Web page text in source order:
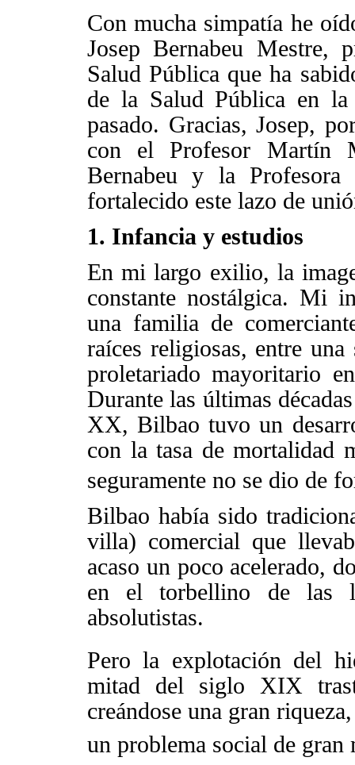
Con mucha simpatía he
Josep Bernabeu
Salud Pública que ha
de la Salud Pública en la
pasado. Gracias, Josep,
con el Profesor Martín
Bernabeu y la Profesora
fortalecido este lazo de
1. Infancia y estudios
En mi largo exilio, la
constante nostálgica. Mi
una familia de
raíces religiosas, entre
proletariado mayoritario
Durante las últimas
XX, Bilbao tuvo un
con la tasa de mortalidad
seguramente no se dio de
Bilbao había sido
villa) comercial que
acaso un poco acelerado,
en el torbellino de las
absolutistas.
Pero la explotación del
mitad del siglo XIX
creándose una gran
un problema social de gran